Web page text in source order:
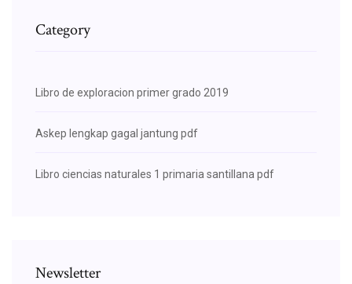
Category
Libro de exploracion primer grado 2019
Askep lengkap gagal jantung pdf
Libro ciencias naturales 1 primaria santillana pdf
Newsletter